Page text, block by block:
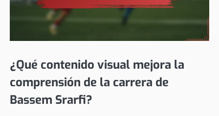
¿Qué contenido visual mejora la
comprensión de la carrera de
Bassem Srarfi?